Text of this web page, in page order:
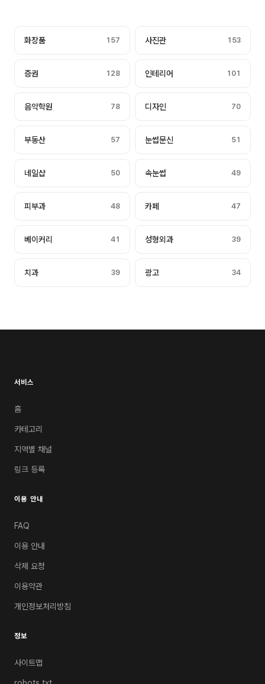
화장품 157 사진관 153
증권 128 인테리어 101
음악학원 78 디자인 70
부동산 57 눈썹문신 51
네일샵 50 속눈썹 49
피부과 48 카페 47
베이커리 41 성형외과 39
치과 39 광고 34
서비스
홈
카테고리
지역별 채널
링크 등록
이용 안내
FAQ
이용 안내
삭제 요청
이용약관
개인정보처리방침
정보
사이트맵